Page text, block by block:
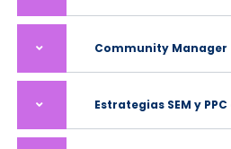
Community Manager
Estrategias SEM y